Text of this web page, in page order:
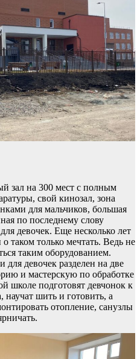
зал на 300 мест с полным
свой кинозал, зона
для мальчиков, большая
по последнему слову
девочек. Еще несколько лет
таком только мечтать. Ведь не
таким оборудованием.
девочек разделен на две
и мастерскую по обработке
школе подготовят девчонок к
научат шить и готовить, а
отопление, санузлы